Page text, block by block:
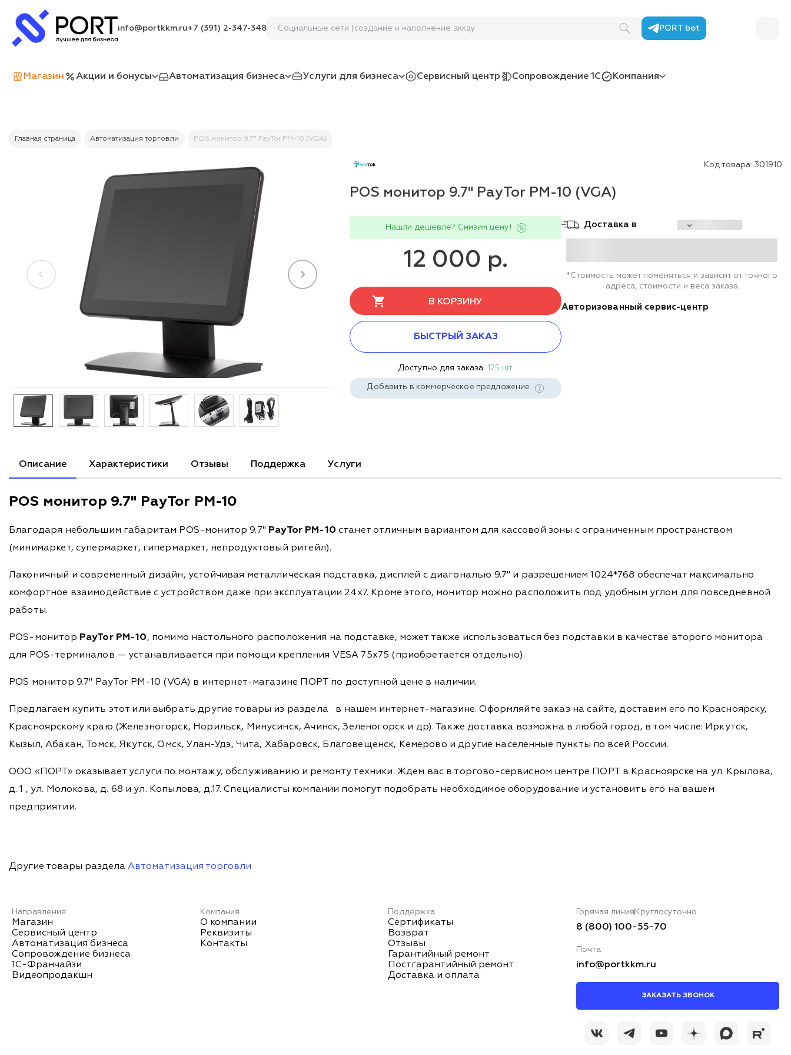
info@portkkm.ru+7 (391) 2-347-348 Социальные сети (создание и наполнение аккаунтов PORT bot
Магазин Акции и бонусы Автоматизация бизнеса Услуги для бизнеса Сервисный центр Сопровождение 1С Компания
Главная страница Автоматизация торговли POS монитор 9.7" PayTor PM-10 (VGA)
Код товара: 301910
POS монитор 9.7" PayTor PM-10 (VGA)
Нашли дешевле? Снизим цену!
12 000 р.
В КОРЗИНУ
БЫСТРЫЙ ЗАКАЗ
Доступно для заказа: 125 шт.
Добавить в коммерческое предложение
Доставка в
*Стоимость может поменяться и зависит от точного
адреса, стоимости и веса заказа
Авторизованный сервис-центр
Описание Характеристики Отзывы Поддержка Услуги
POS монитор 9.7" PayTor PM-10
Благодаря небольшим габаритам POS-монитор 9.7" PayTor PM-10 станет отличным вариантом для кассовой зоны с ограниченным пространством
(минимаркет, супермаркет, гипермаркет, непродуктовый ритейл).
Лаконичный и современный дизайн, устойчивая металлическая подставка, дисплей с диагональю 9.7" и разрешением 1024*768 обеспечат максимально
комфортное взаимодействие с устройством даже при эксплуатации 24х7. Кроме этого, монитор можно расположить под удобным углом для повседневной
работы.
POS-монитор PayTor PM-10, помимо настольного расположения на подставке, может также использоваться без подставки в качестве второго монитора
для POS-терминалов — устанавливается при помощи крепления VESA 75x75 (приобретается отдельно).
POS монитор 9.7" PayTor PM-10 (VGA) в интернет-магазине ПОРТ по доступной цене в наличии.
Предлагаем купить этот или выбрать другие товары из раздела
в нашем интернет-магазине. Оформляйте заказ на сайте, доставим его по Красноярску,
Красноярскому краю (Железногорск, Норильск, Минусинск, Ачинск, Зеленогорск и др). Также доставка возможна в любой город, в том числе: Иркутск,
Кызыл, Абакан, Томск, Якутск, Омск, Улан-Удэ, Чита, Хабаровск, Благовещенск, Кемерово и другие населенные пункты по всей России.
ООО «ПОРТ» оказывает услуги по монтажу, обслуживанию и ремонту техники. Ждем вас в торгово-сервисном центре ПОРТ в Красноярске на ул. Крылова,
д. 1 , ул. Молокова, д. 68 и ул. Копылова, д.17. Специалисты компании помогут подобрать необходимое оборудование и установить его на вашем
предприятии.
Другие товары раздела Автоматизация торговли
Направления
Магазин
Сервисный центр
Автоматизация бизнеса
Сопровождение бизнеса
1С-Франчайзи
Видеопродакшн
Компания
О компании
Реквизиты
Контакты
Поддержка
Сертификаты
Возврат
Отзывы
Гарантийный ремонт
Постгарантийный ремонт
Доставка и оплата
Горячая линия Круглосуточно
8 (800) 100-55-70
Почта
info@portkkm.ru
ЗАКАЗАТЬ ЗВОНОК